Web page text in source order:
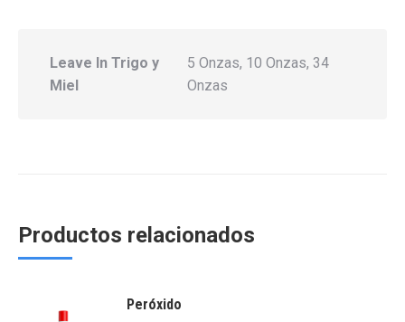
Leave In Trigo y
Miel
5 Onzas, 10 Onzas, 34
Onzas
Productos relacionados
Peróxido